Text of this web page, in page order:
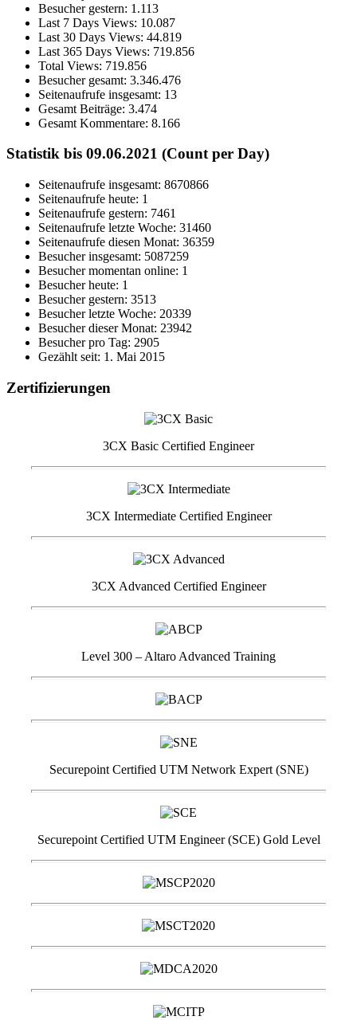
Besucher gestern: 1.113
Last 7 Days Views: 10.087
Last 30 Days Views: 44.819
Last 365 Days Views: 719.856
Total Views: 719.856
Besucher gesamt: 3.346.476
Seitenaufrufe insgesamt: 13
Gesamt Beiträge: 3.474
Gesamt Kommentare: 8.166
Statistik bis 09.06.2021 (Count per Day)
Seitenaufrufe insgesamt: 8670866
Seitenaufrufe heute: 1
Seitenaufrufe gestern: 7461
Seitenaufrufe letzte Woche: 31460
Seitenaufrufe diesen Monat: 36359
Besucher insgesamt: 5087259
Besucher momentan online: 1
Besucher heute: 1
Besucher gestern: 3513
Besucher letzte Woche: 20339
Besucher dieser Monat: 23942
Besucher pro Tag: 2905
Gezählt seit: 1. Mai 2015
Zertifizierungen
3CX Basic Certified Engineer
3CX Intermediate Certified Engineer
3CX Advanced Certified Engineer
Level 300 – Altaro Advanced Training
Securepoint Certified UTM Network Expert (SNE)
Securepoint Certified UTM Engineer (SCE) Gold Level